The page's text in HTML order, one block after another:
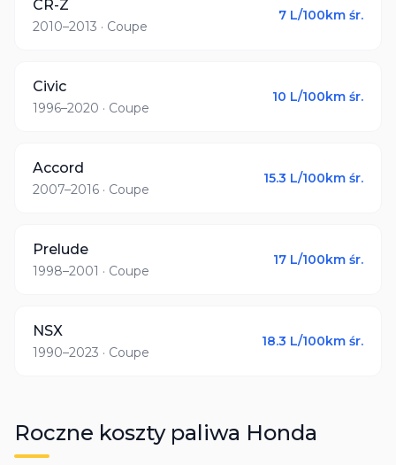
CR-Z
2010–2013 · Coupe
7 L/100km śr.
Civic
1996–2020 · Coupe
10 L/100km śr.
Accord
2007–2016 · Coupe
15.3 L/100km śr.
Prelude
1998–2001 · Coupe
17 L/100km śr.
NSX
1990–2023 · Coupe
18.3 L/100km śr.
Roczne koszty paliwa Honda